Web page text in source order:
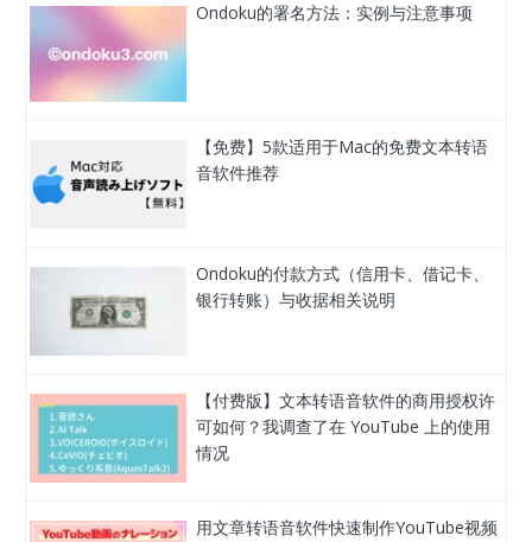
Ondoku的署名方法：实例与注意事项
【免费】5款适用于Mac的免费文本转语
音软件推荐
Ondoku的付款方式（信用卡、借记卡、
银行转账）与收据相关说明
【付费版】文本转语音软件的商用授权许
可如何？我调查了在 YouTube 上的使用
情况
用文章转语音软件快速制作YouTube视频